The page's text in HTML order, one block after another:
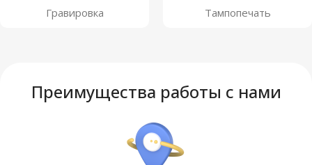
Гравировка Тампопечать
Преимущества работы с нами